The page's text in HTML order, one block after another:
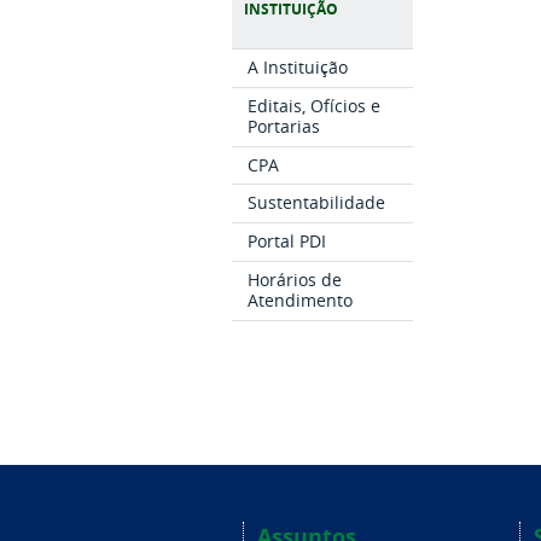
INSTITUIÇÃO
A Instituição
Editais, Ofícios e
Portarias
CPA
Sustentabilidade
Portal PDI
Horários de
Atendimento